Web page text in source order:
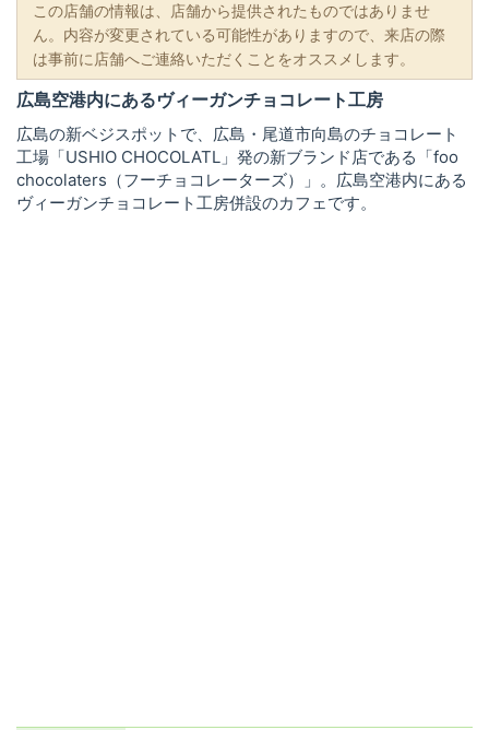
この店舗の情報は、店舗から提供されたものではありませ
ん。内容が変更されている可能性がありますので、来店の際
は事前に店舗へご連絡いただくことをオススメします。
広島空港内にあるヴィーガンチョコレート工房
広島の新ベジスポットで、広島・尾道市向島のチョコレート
工場「USHIO CHOCOLATL」発の新ブランド店である「foo
chocolaters（フーチョコレーターズ）」。広島空港内にある
ヴィーガンチョコレート工房併設のカフェです。